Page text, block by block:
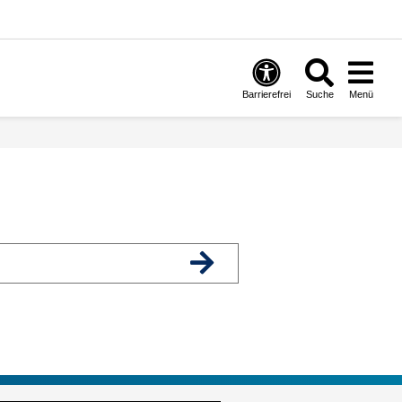
Barrierefrei Suche Menü